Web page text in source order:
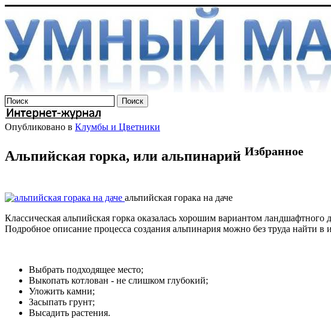
Опубликовано в Клумбы и Цветники
Альпийская горка, или альпинарий Избранное
альпийская горака на даче
Классическая альпийская горка оказалась хорошим вариантом
Подробное описание процесса создания альпинария можно без труда найти в
Выбрать подходящее место;
Выкопать котлован - не слишком глубокий;
Уложить камни;
Засыпать грунт;
Высадить растения.